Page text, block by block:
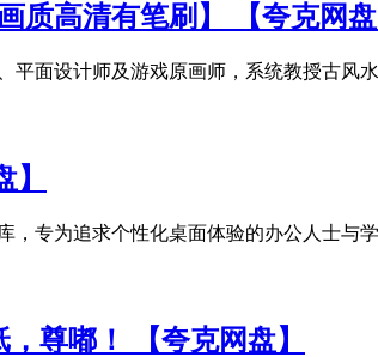
质高清有笔刷】 【夸克网盘
平面设计师及游戏原画师，系统教授古风
，专为追求个性化桌面体验的办公人士与
尊嘟！ 【夸克网盘】